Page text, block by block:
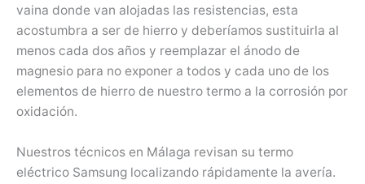
vaina donde van alojadas las resistencias, esta
acostumbra a ser de hierro y deberíamos sustituirla al
menos cada dos años y reemplazar el ánodo de
magnesio para no exponer a todos y cada uno de los
elementos de hierro de nuestro termo a la corrosión por
oxidación.
Nuestros técnicos en Málaga revisan su termo
eléctrico Samsung localizando rápidamente la avería.